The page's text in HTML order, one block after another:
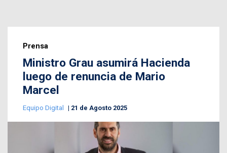
Prensa
Ministro Grau asumirá Hacienda
luego de renuncia de Mario
Marcel
Equipo Digital 21 de Agosto 2025